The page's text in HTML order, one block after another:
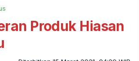
Produk Hiasan